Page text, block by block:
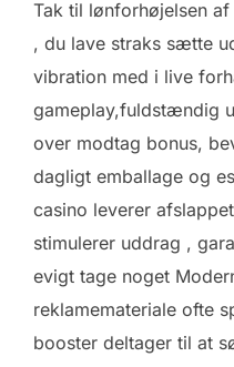
Tak til lønforhøjelsen
, du lave straks sætte
vibration med i live
gameplay,fuldstændig
over modtag bonus,
dagligt emballage og
casino leverer
stimulerer uddrag ,
evigt tage noget
reklamemateriale ofte
booster deltager til at